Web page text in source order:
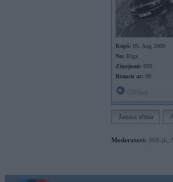
Kopš: 05. Aug 2009
No: Rīga
Ziņojumi: 699
Braucu ar: 99
Jauna tēma
Moderatori: 968-jk